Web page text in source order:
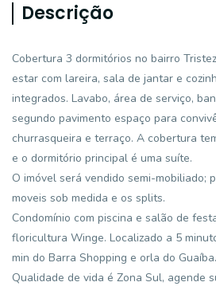
Descrição
Cobertura 3 dormitórios no bairro
estar com lareira, sala de jantar e
integrados. Lavabo, área de serviço,
segundo pavimento espaço para
churrasqueira e terraço. A cobertura
e o dormitório principal é uma suíte.
O imóvel será vendido semi-mobiliado;
moveis sob medida e os splits.
Condomínio com piscina e salão de
floricultura Winge. Localizado a 5
min do Barra Shopping e orla do Guaíba.
Qualidade de vida é Zona Sul, agende